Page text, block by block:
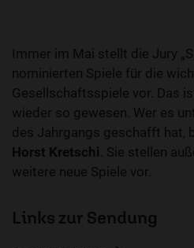
Immer im Mai stellt die Jury
nominierten Spiele für die
Gesellschaftsspiele vor. Das
wieder so gewesen. Wer es
des Jahrgangs geschafft hat,
Horst Kretschi . Sie stellen
weitere neue Spiele vor.
Links zur Sendung